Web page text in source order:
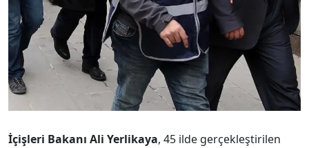
İçişleri Bakanı Ali Yerlikaya, 45 ilde gerçekleştirilen